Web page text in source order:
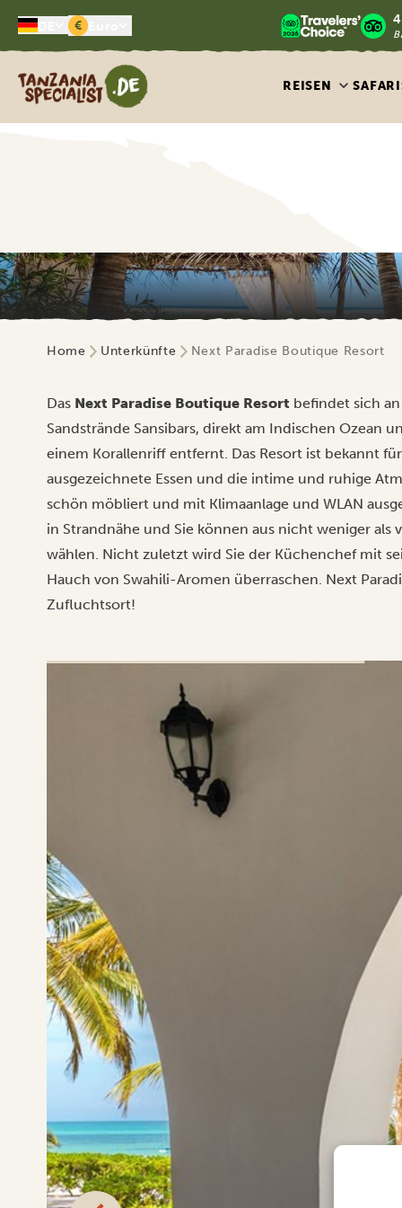
€
Tanzania Specialist
REISEN
Home Unterkünfte Next Paradise Boutique Resort
Das Next Paradise Boutique Resort befindet sich
Sandstrände Sansibars, direkt am Indischen Ozean
einem Korallenriff entfernt. Das Resort ist bekannt
ausgezeichnete Essen und die intime und ruhige
schön möbliert und mit Klimaanlage und WLAN
in Strandnähe und Sie können aus nicht weniger als
wählen. Nicht zuletzt wird Sie der Küchenchef mit
Hauch von Swahili-Aromen überraschen. Next
Zufluchtsort!